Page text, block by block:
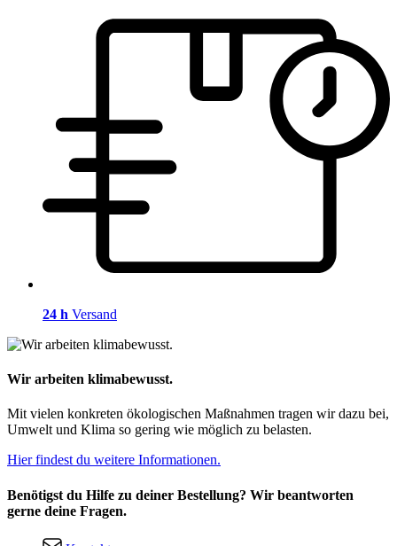
24 h Versand
Wir arbeiten klimabewusst.
Mit vielen konkreten ökologischen Maßnahmen tragen wir dazu bei,
Umwelt und Klima so gering wie möglich zu belasten.
Hier findest du weitere Informationen.
Benötigst du Hilfe zu deiner Bestellung? Wir beantworten
gerne deine Fragen.